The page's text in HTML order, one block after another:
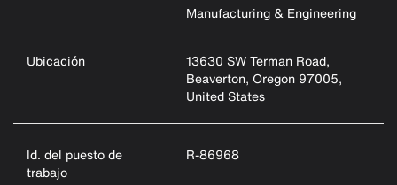
Manufacturing & Engineering
Ubicación
13630 SW Terman Road,
Beaverton, Oregon 97005,
United States
Id. del puesto de
trabajo
R-86968